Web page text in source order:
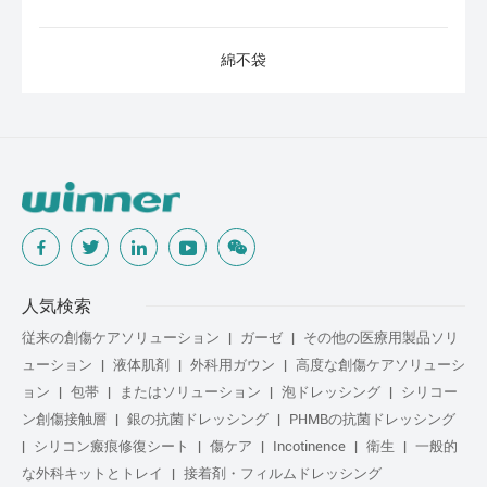
綿不袋
人気検索
従来の創傷ケアソリューション ガーゼ
その他の医療用製品ソリ
ューション
液体肌剤 外科用ガウン
高度な創傷ケアソリューシ
ョン
包帯 またはソリューション 泡ドレッシング
シリコー
ン創傷接触層
銀の抗菌ドレッシング
PHMBの抗菌ドレッシング
シリコン瘢痕修復シート
傷ケア Incotinence 衛生
一般的
な外科キットとトレイ
接着剤・フィルムドレッシング